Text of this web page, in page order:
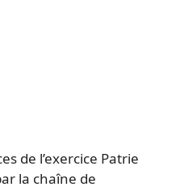
de l’exercice Patrie
la chaîne de